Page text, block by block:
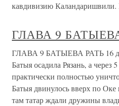
кавдивизию
ГЛАВА 9
ГЛАВА 9 БАТЫЕВА РАТЬ 16
Батыя осадила Рязань, а через
практически полностью
Батыя двинулось вверх по
там татар ждали дружины